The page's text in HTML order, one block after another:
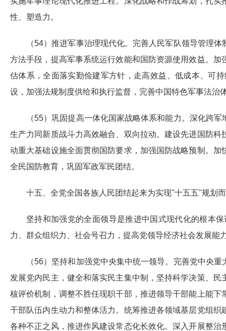
性、塑造力。
（54）推进军事治理现代化。完善人民军队领导管理
方法手段，提高军事系统运行效能和国防资源使用效益。
估体系，全面落实勤俭建军方针，走高效益、低成本、可
设，加强法规制度供给和执行监督，完善中国特色军事法治
（55）巩固提高一体化国家战略体系和能力。深化跨
生产力同新质战斗力高效融合、双向拉动。建设先进国防
动重大基础设施全面贯彻国防要求，加强国防战略预制。
全民国防教育，巩固军政军民团结。
十五、全党全国各族人民团结起来为实现"十五五"规划
坚持和加强党的全面领导是推进中国式现代化的根本
力、群众组织力、社会号召力，提高党领导经济社会发展能
（56）坚持和加强党中央集中统一领导。完善党中央
发展党内民主，健全和落实民主集中制，坚持科学决策、
核评价机制，调整不胜任现职干部，推进领导干部能上能
干部队伍内生动力和整体活力。统筹推进各领域基层党组
各种不正之风，推进作风建设常态化长效化。深入开展整